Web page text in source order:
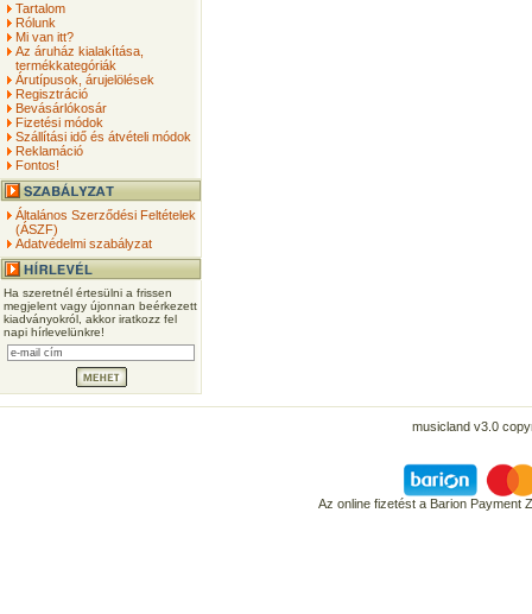
Tartalom
Rólunk
Mi van itt?
Az áruház kialakítása,
termékkategóriák
Árutípusok, árujelölések
Regisztráció
Bevásárlókosár
Fizetési módok
Szállítási idő és átvételi módok
Reklamáció
Fontos!
Általános Szerződési Feltételek
(ÁSZF)
Adatvédelmi szabályzat
Ha szeretnél értesülni a frissen
megjelent vagy újonnan beérkezett
kiadványokról, akkor iratkozz fel
napi hírlevelünkre!
musicland v3.0
Az online fizetést a Barion Payment